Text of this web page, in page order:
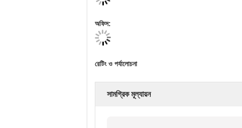
অফিস:
রেটিং ও পর্যালোচনা
সামগ্রিক মূল্যায়ন